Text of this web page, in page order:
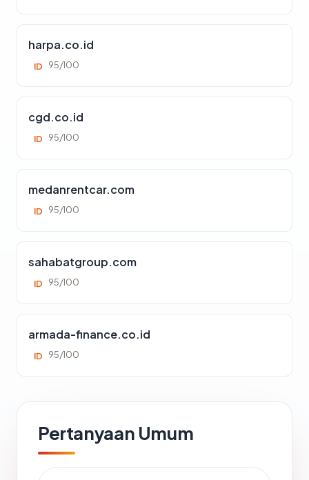
harpa.co.id
ID 95/100
cgd.co.id
ID 95/100
medanrentcar.com
ID 95/100
sahabatgroup.com
ID 95/100
armada-finance.co.id
ID 95/100
Pertanyaan Umum